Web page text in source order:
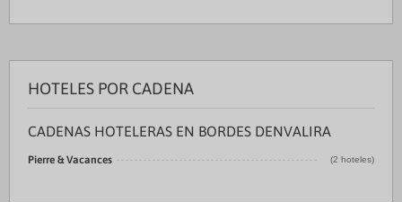
HOTELES POR CADENA
CADENAS HOTELERAS EN BORDES DENVALIRA
Pierre & Vacances (2 hoteles)